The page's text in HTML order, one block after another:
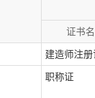
证书
建造师注册
职称证